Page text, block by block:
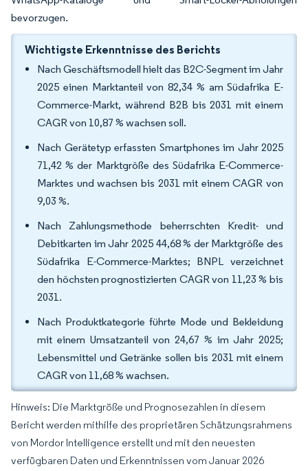
bevorzugen.
Wichtigste Erkenntnisse des Berichts
Nach Geschäftsmodell hielt das B2C-Segment im Jahr
2025 einen Marktanteil von 82,34 % am Südafrika E-
Commerce-Markt, während B2B bis 2031 mit einem
CAGR von 10,87 % wachsen soll.
Nach Gerätetyp erfassten Smartphones im Jahr 2025
71,42 % der Marktgröße des Südafrika E-Commerce-
Marktes und wachsen bis 2031 mit einem CAGR von
9,03 %.
Nach Zahlungsmethode beherrschten Kredit- und
Debitkarten im Jahr 2025 44,68 % der Marktgröße des
Südafrika E-Commerce-Marktes; BNPL verzeichnet
den höchsten prognostizierten CAGR von 11,23 % bis
2031.
Nach Produktkategorie führte Mode und Bekleidung
mit einem Umsatzanteil von 24,67 % im Jahr 2025;
Lebensmittel und Getränke sollen bis 2031 mit einem
CAGR von 11,68 % wachsen.
Hinweis: Die Marktgröße und Prognosezahlen in diesem
Bericht werden mithilfe des proprietären Schätzungsrahmens
von Mordor Intelligence erstellt und mit den neuesten
verfügbaren Daten und Erkenntnissen vom Januar 2026